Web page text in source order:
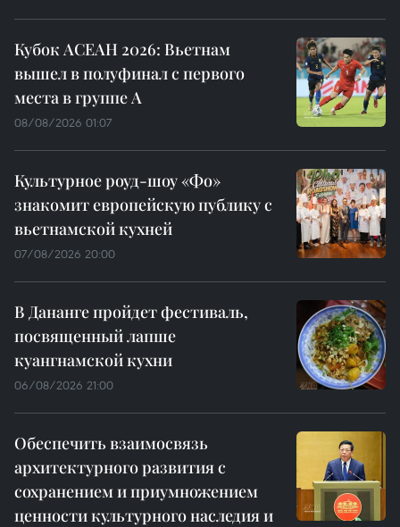
Кубок АСЕАН 2026: Вьетнам
вышел в полуфинал с первого
места в группе A
08/08/2026 01:07
Культурное роуд-шоу «Фо»
знакомит европейскую публику с
вьетнамской кухней
07/08/2026 20:00
В Дананге пройдет фестиваль,
посвященный лапше
куангнамской кухни
06/08/2026 21:00
Обеспечить взаимосвязь
архитектурного развития с
сохранением и приумножением
ценности культурного наследия и